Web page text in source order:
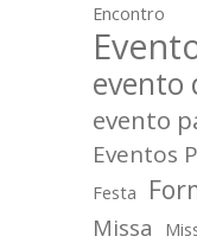
Encontro
evento
evento
Eventos
Festa
Missa